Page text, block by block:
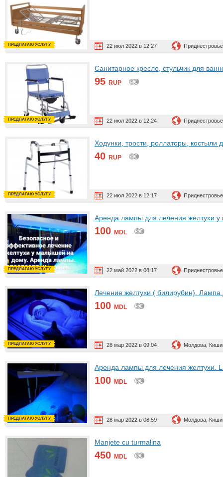
22 июл 2022 в 12:27
ПРЕДЛАГАЮ УСЛУГУ
Санитарное кресло, стульчик для
95 RUP
22 июл 2022 в 12:24
ПРЕДЛАГАЮ УСЛУГУ
Ходунки, трости, роллаторы,
40 RUP
22 июл 2022 в 12:17
ПРЕДЛАГАЮ УСЛУГУ
Аренда лампы для лечения желтухи
100 MDL
22 май 2022 в 08:17
ПРЕДЛАГАЮ УСЛУГУ
Лечение желтухи ( билирубин).
100 MDL
28 мар 2022 в 09:04 Молдова,
ПРЕДЛАГАЮ УСЛУГУ
Аренда лампы для лечения желтухи.
100 MDL
28 мар 2022 в 08:59 Молдова,
ПРЕДЛАГАЮ УСЛУГУ
Manjete cu turmalina
450 MDL